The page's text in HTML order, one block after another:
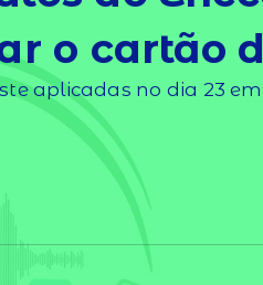
o cartão
aplicadas no dia 23